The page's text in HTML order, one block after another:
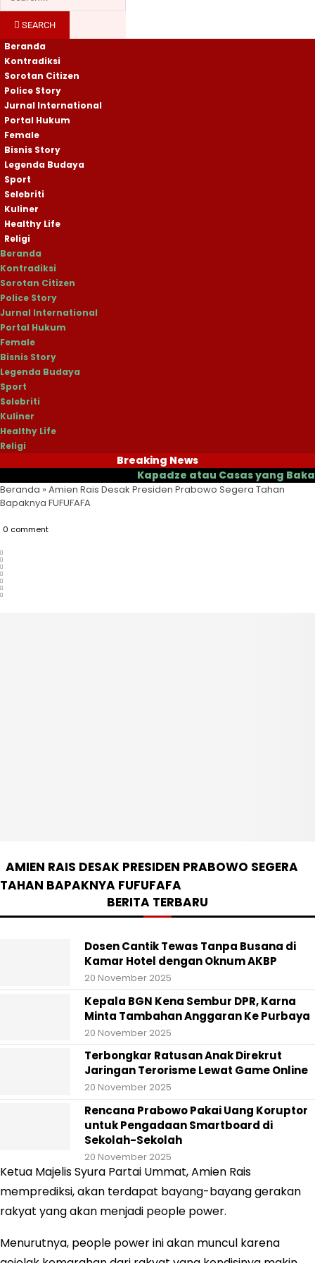
SEARCH
Beranda
Kontradiksi
Sorotan Citizen
Police Story
Jurnal International
Portal Hukum
Female
Bisnis Story
Legenda Budaya
Sport
Selebriti
Kuliner
Healthy Life
Religi
Beranda
Kontradiksi
Sorotan Citizen
Police Story
Jurnal International
Portal Hukum
Female
Bisnis Story
Legenda Budaya
Sport
Selebriti
Kuliner
Healthy Life
Religi
Breaking News
Kapadze atau Casas yang Bakal Jadi
Beranda »Amien Rais Desak Presiden Prabowo Segera Tahan
Bapaknya FUFUFAFA
0 comment
AMIEN RAIS DESAK PRESIDEN PRABOWO SEGERA
TAHAN BAPAKNYA FUFUFAFA
BERITA TERBARU
Dosen Cantik Tewas Tanpa Busana di
Kamar Hotel dengan Oknum AKBP
20 November 2025
Kepala BGN Kena Sembur DPR, Karna
Minta Tambahan Anggaran Ke Purbaya
20 November 2025
Terbongkar Ratusan Anak Direkrut
Jaringan Terorisme Lewat Game Online
20 November 2025
Rencana Prabowo Pakai Uang Koruptor
untuk Pengadaan Smartboard di
Sekolah-Sekolah
20 November 2025
Ketua Majelis Syura Partai Ummat, Amien Rais
memprediksi, akan terdapat bayang-bayang gerakan
rakyat yang akan menjadi people power.
Menurutnya, people power ini akan muncul karena